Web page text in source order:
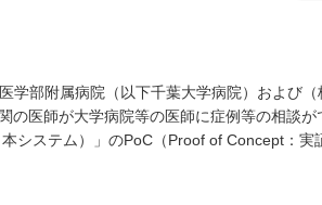
学部附属病院（以下千葉大学病院）および
の医師が大学病院等の医師に症例等の相談
システム）」のPoC（Proof of Concept：実